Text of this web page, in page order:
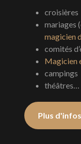
croisières
mariages
magicien
comités
Magicien
campings
théâtres…
Plus d'infos